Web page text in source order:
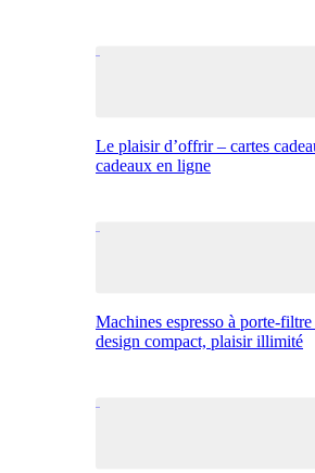
Le plaisir d’offrir – cartes
cadeaux en ligne
Machines espresso à porte-
design compact, plaisir illimité